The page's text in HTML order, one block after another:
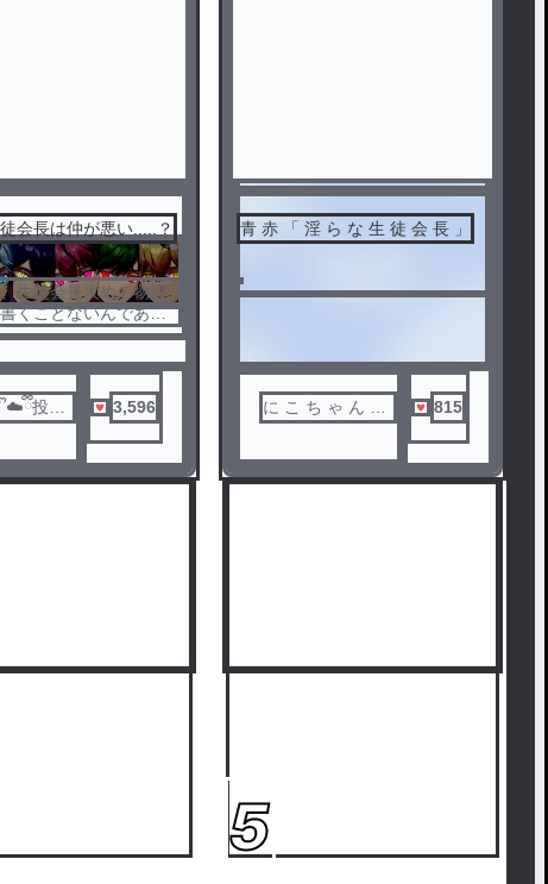
会長は仲が悪い.....？
生徒会長攻めの物語
くことないんであら
でおしまいっ！
投稿
3,596
ノベ
青 赤 「 淫 ら な 生 徒 会 長 」
に こ ち ゃ ん ま
815
5